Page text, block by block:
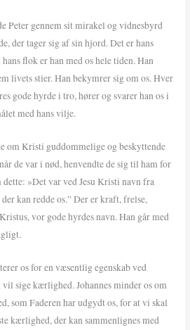
Peter gennem sit mirakel og vidnesbyrd
der tager sig af sin hjord. Det er hans
flok er han med os hele tiden. Han
livets stier. Han bekymrer sig om os. Hver
gode hyrde i tro, hører og svarer han os i
med hans vilje.
om Kristi guddommelige og beskyttende
de var i nød, henvendte de sig til ham for
»Det var ved Jesu Kristi navn fra
kan redde os.” Der er kraft, frelse,
vor gode hyrdes navn. Han går med
os for en væsentlig egenskab ved
sige kærlighed. Johannes minder os om
som Faderen har udgydt os, for at vi skal
kærlighed, der kan sammenlignes med